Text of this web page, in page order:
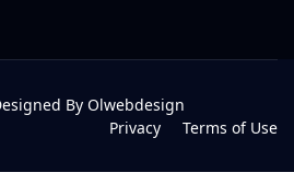
By Olwebdesign
Privacy
Terms of Use